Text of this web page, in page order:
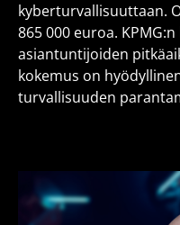
kyberturvallisuuttaan.
865 000 euroa.
asiantuntijoiden
kokemus on
turvallisuuden